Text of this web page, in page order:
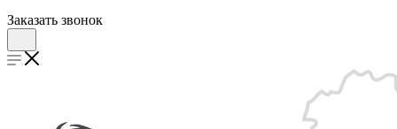
Заказать звонок